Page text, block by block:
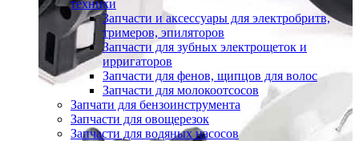
техники
Запчасти и аксессуары для электробритв,
тримеров, эпиляторов
Запчасти для зубных электрощеток и
ирригаторов
Запчасти для фенов, щипцов для волос
Запчасти для молокоотсосов
Запчати для бензоинструмента
Запчасти для овощерезок
Запчасти для водяных насосов